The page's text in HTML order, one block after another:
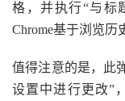
格，并执行“与标
Chrome基于浏览历
值得注意的是，此
设置中进行更改”